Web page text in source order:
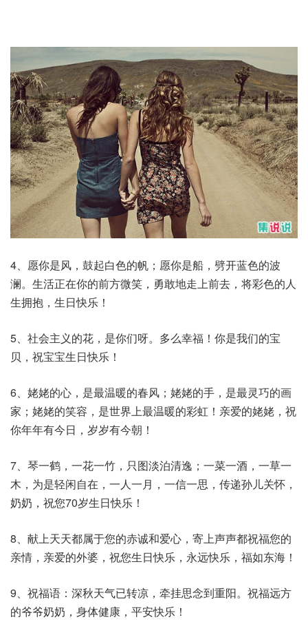
4、愿你是风，鼓起白色的帆；愿你是船，劈开蓝色的波
澜。生活正在你的前方微笑，勇敢地走上前去，将彩色的人
生拥抱，生日快乐！
5、社会主义的花，是你们呀。多么幸福！你是我们的宝
贝，祝宝宝生日快乐！
6、姥姥的心，是最温暖的春风；姥姥的手，是最灵巧的画
家；姥姥的笑容，是世界上最温暖的彩虹！亲爱的姥姥，祝
你年年有今日，岁岁有今朝！
7、琴一鹤，一花一竹，只图淡泊清逸；一菜一酒，一草一
木，为是轻闲自在，一人一月，一信一思，传递孙儿关怀，
奶奶，祝您70岁生日快乐！
8、献上天天都属于您的赤诚和爱心，寄上声声都祝福您的
亲情，亲爱的外婆，祝您生日快乐，永远快乐，福如东海！
9、祝福语：深秋天气已转凉，牵挂思念到重阳。祝福远方
的爷爷奶奶，身体健康，平安快乐！